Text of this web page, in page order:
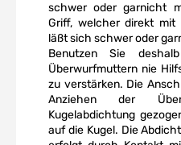
schwer oder garnicht
Griff, welcher direkt mit
läßt sich schwer oder
Benutzen Sie
Überwurfmuttern nie
zu verstärken. Die
Anziehen der
Kugelabdichtung
auf die Kugel. Die